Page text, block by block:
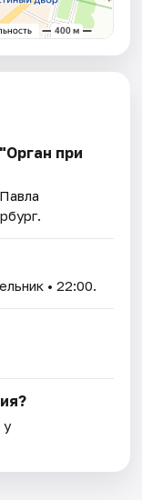
при
• 22:00.
у